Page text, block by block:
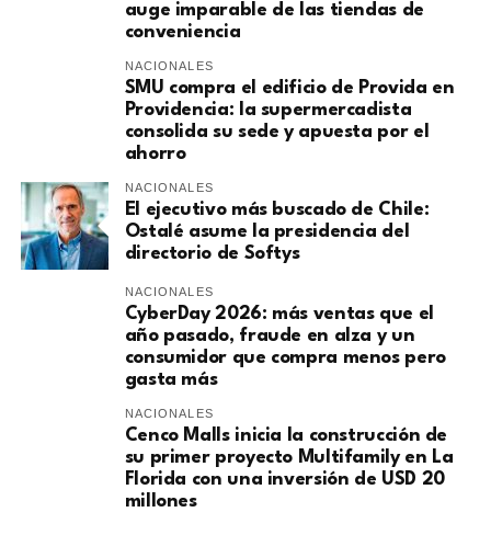
auge imparable de las tiendas de
conveniencia
NACIONALES
SMU compra el edificio de Provida en
Providencia: la supermercadista
consolida su sede y apuesta por el
ahorro
NACIONALES
El ejecutivo más buscado de Chile:
Ostalé asume la presidencia del
directorio de Softys
NACIONALES
CyberDay 2026: más ventas que el
año pasado, fraude en alza y un
consumidor que compra menos pero
gasta más
NACIONALES
Cenco Malls inicia la construcción de
su primer proyecto Multifamily en La
Florida con una inversión de USD 20
millones